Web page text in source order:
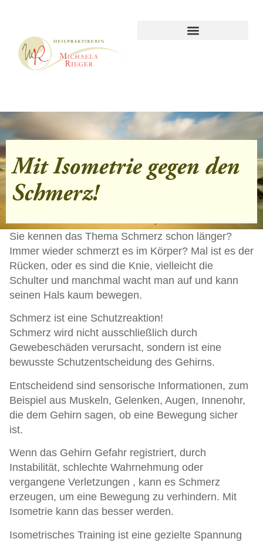
Mit Isometrie gegen den
Schmerz!
Sie kennen das Thema Schmerz schon länger?
Immer wieder schmerzt es im Körper? Mal ist es der
Rücken, oder es sind die Knie, vielleicht die
Schulter und manchmal wacht man auf und kann
seinen Hals kaum bewegen.
Schmerz ist eine Schutzreaktion!
Schmerz wird nicht ausschließlich durch
Gewebeschäden verursacht, sondern ist eine
bewusste Schutzentscheidung des Gehirns.
Entscheidend sind sensorische Informationen, zum
Beispiel aus Muskeln, Gelenken, Augen, Innenohr,
die dem Gehirn sagen, ob eine Bewegung sicher
ist.
Wenn das Gehirn Gefahr registriert, durch
Instabilität, schlechte Wahrnehmung oder
vergangene Verletzungen , kann es Schmerz
erzeugen, um eine Bewegung zu verhindern. Mit
Isometrie kann das besser werden.
Isometrisches Training ist eine gezielte Spannung